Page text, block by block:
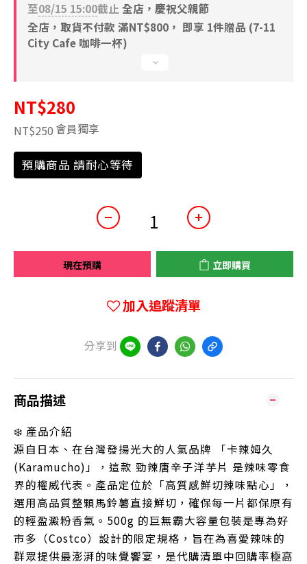
至08/15 15:00截止 全店，慶祝父親節
全店，取貨不付款 滿NT$800， 即享 1件贈品 (7-11
City Cafe 咖啡一杯)
NT$280
NT$250 會員獨享
預購商品 請耐心等待
現在預購 立即購買
加入追蹤清單
分享到
商品描述
❄️ 產品介紹
源自日本、在台灣發揚光大的人氣品牌 「卡辣姆久
(Karamucho)」，這款 勁辣唐辛子洋芋片 是辣味零食
界的權威代表。產品定位於「高質感鮮切辣味點心」，
選用高品質整顆馬鈴薯直接鮮切，確保每一片都保原有
的輕盈澱粉香氣。500g 的巨無霸大容量包裝是專為好
市多（Costco）設計的限定規格，旨在為喜愛辣味的
群眾提供最澎湃的味覺饗宴，是代購清單中回購率極高